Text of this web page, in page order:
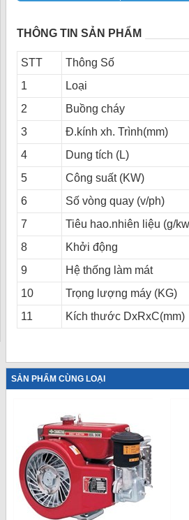
THÔNG TIN SẢN PHẨM
STT
Thông Số
1
Loại
2
Buồng cháy
3
Đ.kính xh. Trình(mm)
4
Dung tích (L)
5
Công suất (KW)
6
Số vòng quay (v/ph)
7
Tiêu hao.nhiên liệu (g/
8
Khởi động
9
Hệ thống làm mát
10
Trọng lượng máy (KG)
11
Kích thước DxRxC(mm)
SẢN PHẨM CÙNG LOẠI